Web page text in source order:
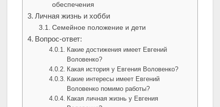
обеспечения
Личная жизнь и хобби
Семейное положение и дети
Вопрос-ответ:
Какие достижения имеет Евгений
Воловенко?
Какая история у Евгения Воловенко?
Какие интересы имеет Евгений
Воловенко помимо работы?
Какая личная жизнь у Евгения